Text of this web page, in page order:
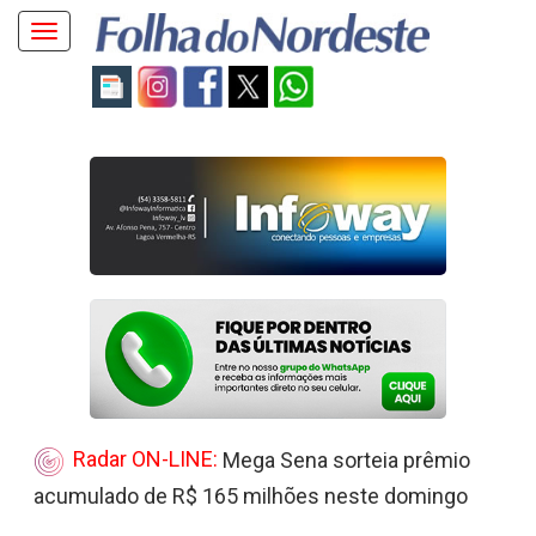
Toggle
navigation
Radar ON-LINE: Mega Sena sorteia prêmio
acumulado de R$ 165 milhões neste domingo